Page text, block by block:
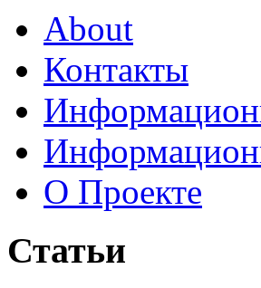
About
Контакты
О Проекте
Статьи